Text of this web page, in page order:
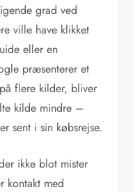
grad ved
ville have klikket
eller en
præsenterer et
flere kilder, bliver
kilde mindre –
sent i sin købsrejse.
ikke blot mister
kontakt med